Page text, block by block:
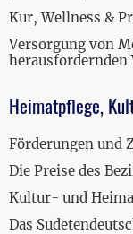
Kur, Wellness &
Versorgung von
herausfordernden
Heimatpflege,
Förderungen und
Die Preise des
Kultur- und
Das